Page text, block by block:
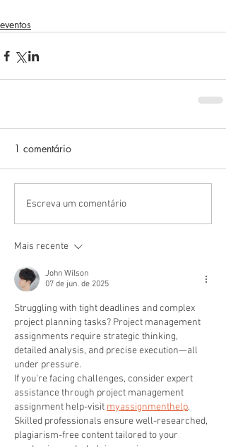
eventos
1 comentário
Escreva um comentário
Mais recente
John Wilson
07 de jun. de 2025
Struggling with tight deadlines and complex
project planning tasks? Project management
assignments require strategic thinking,
detailed analysis, and precise execution—all
under pressure.
If you're facing challenges, consider expert
assistance through project management
assignment help-visit myassignmenthelp.
Skilled professionals ensure well-researched,
plagiarism-free content tailored to your